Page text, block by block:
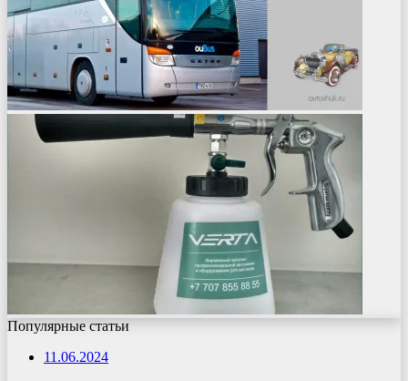
Популярные статьи
11.06.2024